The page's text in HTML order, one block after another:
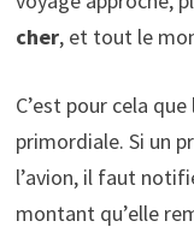
cher, et tout le
C’est pour cela
primordiale. Si un
l’avion, il faut
montant qu’elle